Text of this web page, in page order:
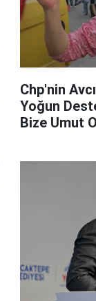
Chp'nin
Yoğun
Bize Umut